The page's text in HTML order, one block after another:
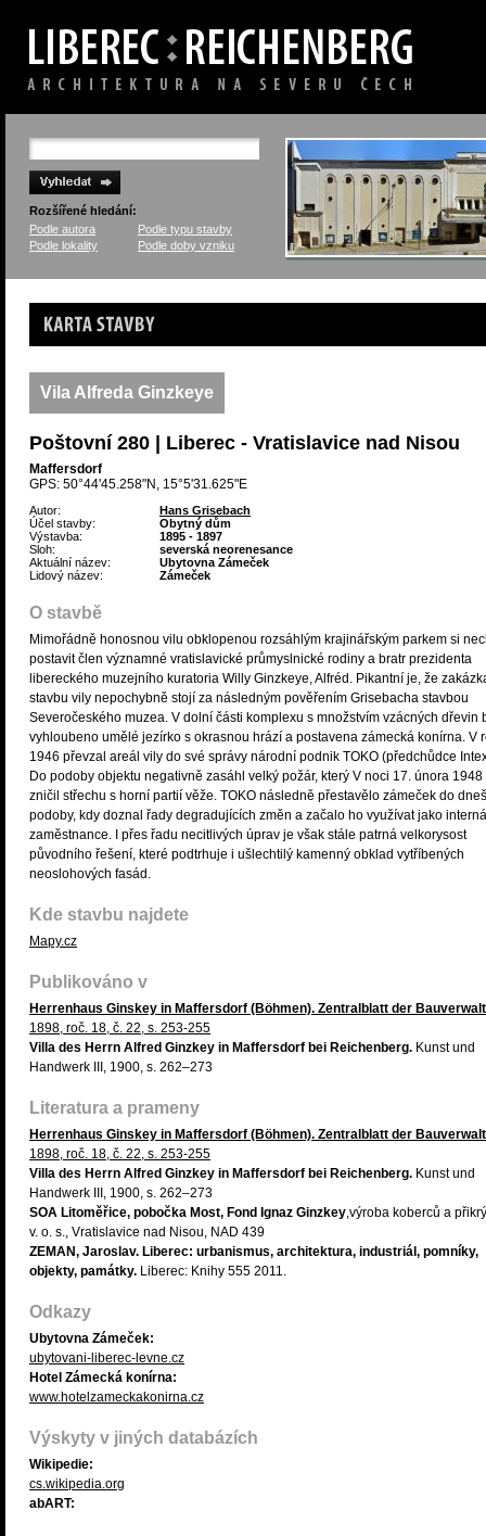
Rozšířené hledání:
Podle autora
Podle typu stavby
Podle lokality
Podle doby vzniku
Karta stavby
Vila Alfreda Ginzkeye
Poštovní 280 | Liberec - Vratislavice nad Nisou
Maffersdorf
GPS: 50°44'45.258"N, 15°5'31.625"E
Autor:
Hans Grisebach
Účel stavby:
Obytný dům
Výstavba:
1895 - 1897
Sloh:
severská neorenesance
Aktuální název:
Ubytovna Zámeček
Lidový název:
Zámeček
O stavbě
Mimořádně honosnou vilu obklopenou rozsáhlým krajinářským parkem si
postavit člen významné vratislavické průmyslnické rodiny a bratr prezidenta
libereckého muzejního kuratoria Willy Ginzkeye, Alfréd. Pikantní je, že
stavbu vily nepochybně stojí za následným pověřením Grisebacha stavbou
Severočeského muzea. V dolní části komplexu s množstvím vzácných dřevin
vyhloubeno umělé jezírko s okrasnou hrází a postavena zámecká konírna. V
1946 převzal areál vily do své správy národní podnik TOKO (předchůdce
Do podoby objektu negativně zasáhl velký požár, který V noci 17. února 1948
zničil střechu s horní partií věže. TOKO následně přestavělo zámeček do
podoby, kdy doznal řady degradujících změn a začalo ho využívat jako
zaměstnance. I přes řadu necitlivých úprav je však stále patrná velkorysost
původního řešení, které podtrhuje i ušlechtilý kamenný obklad vytříbených
neoslohových fasád.
Kde stavbu najdete
Mapy.cz
Publikováno v
Herrenhaus Ginskey in Maffersdorf (Böhmen). Zentralblatt der
1898, roč. 18, č. 22, s. 253-255
Villa des Herrn Alfred Ginzkey in Maffersdorf bei Reichenberg. Kunst und
Handwerk III, 1900, s. 262–273
Literatura a prameny
Herrenhaus Ginskey in Maffersdorf (Böhmen). Zentralblatt der
1898, roč. 18, č. 22, s. 253-255
Villa des Herrn Alfred Ginzkey in Maffersdorf bei Reichenberg. Kunst und
Handwerk III, 1900, s. 262–273
SOA Litoměřice, pobočka Most, Fond Ignaz Ginzkey,výroba koberců a
v. o. s., Vratislavice nad Nisou, NAD 439
ZEMAN, Jaroslav. Liberec: urbanismus, architektura, industriál, pomníky,
objekty, památky. Liberec: Knihy 555 2011.
Odkazy
Ubytovna Zámeček:
ubytovani-liberec-levne.cz
Hotel Zámecká konírna:
www.hotelzameckakonirna.cz
Výskyty v jiných databázích
Wikipedie:
cs.wikipedia.org
abART: